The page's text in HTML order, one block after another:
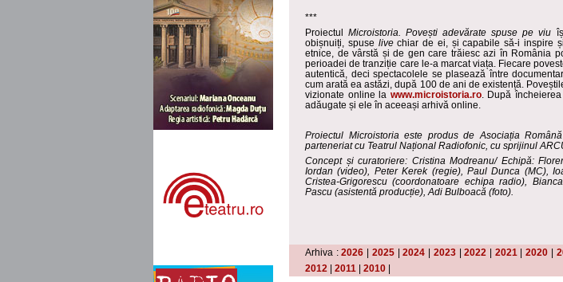
***
ProiectulMicroistoria. Povești adevărate spuse pe viu
obișnuiți, spuse livechiar de ei, și capabile să-i inspire
etnice, de vârstă și de gen care trăiesc azi în România
perioadei de tranziție care le-a marcat viața. Fiecare
autentică, deci spectacolele se plasează între
cum arată ea astăzi, după 100 de ani de existență.
vizionate online la www.microistoria.ro. După
adăugate și ele în aceeași arhivă online.
Proiectul Microistoriaeste produs deAsociația
parteneriat cu Teatrul Național Radiofonic, cu sprijinul
Concept și curatoriere: Cristina Modreanu/ Echipă:
Iordan (video), Peter Kerek (regie), Paul Dunca (MC),
Cristea-Grigorescu (coordonatoare echipa radio),
Pascu (asistentă producție), Adi Bulboacă (foto).
Arhiva :2026 2025|2024 2023|2022 2021|2020
2012
2011 2010